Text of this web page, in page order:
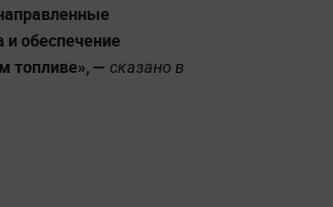
и обеспечение
топливе», — сказано в